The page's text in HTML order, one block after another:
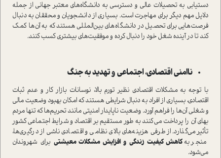
دستیابی به تحصیلات عالی و دسترسی به دانشگاه‌های معتبر جهانی از جمله
دلایل مهم دیگر برای مهاجرت است. بسیاری از دانشجویان و محققان به دنبال
فرصت‌هایی برای تحصیل در دانشگاه‌های بین‌المللی هستند که به آن‌ها کمک
کند تا در آینده شغل خود را دنبال کرده و موفقیت‌های بیشتری کسب کنند.
ناامنی اقتصادی، اجتماعی و تهدید به جنگ
با توجه به مشکلات اقتصادی نظیر تورم بالا، نوسانات بازار کار و عدم ثبات
اقتصادی، بسیاری از افراد به دنبال شرایطی هستند که امکان بهبود وضعیت مالی
و شغلی آن‌ها را فراهم آورد. وضعیت ناپایدار امنیتی مانند تحریم‌ها که تنها مردم
بهای آن را ‌پرداخت می‌کنند به طور مستقیم بر اقتصاد و شرایط اجتماعی کشور
تأثیر می‌گذارد. از طرفی هزینه‌های بالای نظامی و اقتصادی ناشی از درگیری‌ها،
منجر به کاهش کیفیت زندگی و افزایش مشکلات معیشتی برای شهروندان
می‌شود.